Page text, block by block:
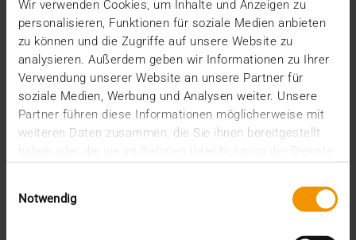
Wir verwenden Cookies, um Inhalte und Anzeigen zu
personalisieren, Funktionen für soziale Medien anbieten
zu können und die Zugriffe auf unsere Website zu
analysieren. Außerdem geben wir Informationen zu Ihrer
Verwendung unserer Website an unsere Partner für
soziale Medien, Werbung und Analysen weiter. Unsere
Partner führen diese Informationen möglicherweise mit
weiteren Daten zusammen, die Sie ihnen bereitgestellt
Notwendig
Unser Anwendertag 2018 in Bochum weckte wieder
einmal das Interesse zahlreicher JiveX Nutzer.
Rund…
VISUS HEALTH IT
MEHR ERFAHREN